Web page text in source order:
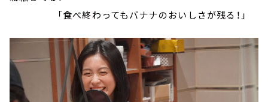
「食べ終わってもバナナのおいしさが残る！」